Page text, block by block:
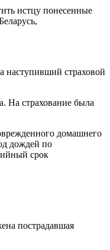
истцу понесенные
наступивший страховой
На страхование была
домашнего
дождей по
срок
пострадавшая